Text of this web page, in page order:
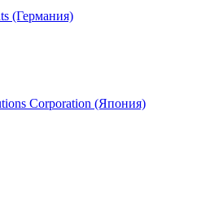
(Германия)
Corporation (Япония)